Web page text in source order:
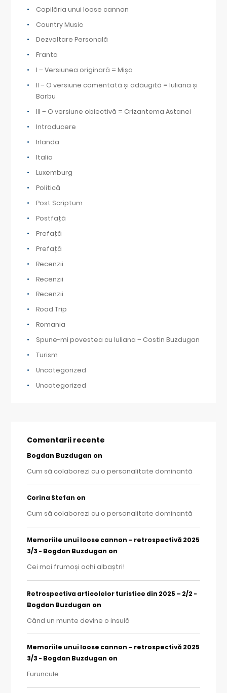
Copilăria unui loose cannon
Country Music
Dezvoltare Personală
Franta
I – Versiunea originară = Mișa
II – O versiune comentată și adăugită = Iuliana și
Barbu
III – O versiune obiectivă = Crizantema Astanei
Introducere
Irlanda
Italia
Luxemburg
Politică
Post Scriptum
Postfață
Prefață
Prefață
Recenzii
Recenzii
Recenzii
Road Trip
Romania
Spune-mi povestea cu Iuliana – Costin Buzdugan
Turism
Uncategorized
Uncategorized
Comentarii recente
Bogdan Buzdugan on
Cum să colaborezi cu o personalitate dominantă
Corina Stefan on
Cum să colaborezi cu o personalitate dominantă
Memoriile unui loose cannon – retrospectivă 2025
3/3 - Bogdan Buzdugan on
Cei mai frumoși ochi albaștri!
Retrospectiva articolelor turistice din 2025 – 2/2 -
Bogdan Buzdugan on
Când un munte devine o insulă
Memoriile unui loose cannon – retrospectivă 2025
3/3 - Bogdan Buzdugan on
Furuncule